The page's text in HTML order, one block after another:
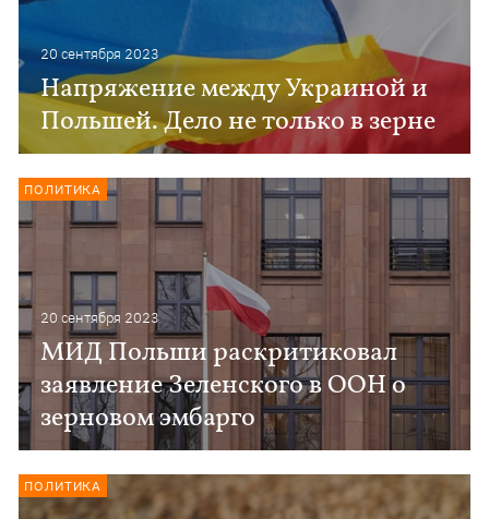
20 сентября 2023
Напряжение между Украиной и
Польшей. Дело не только в зерне
20 сентября 2023
МИД Польши раскритиковал
заявление Зеленского в ООН о
зерновом эмбарго
ПОЛИТИКА
ПОЛИТИКА